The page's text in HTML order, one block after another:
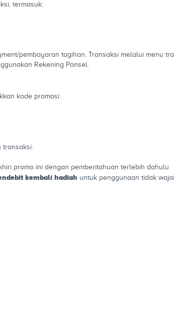
termasuk:
pembayaran tagihan. Transaksi melalui menu
Rekening Ponsel.
kode promosi:
transaksi.
promo ini dengan pemberitahuan terlebih dahulu
kembali hadiah untuk penggunaan tidak